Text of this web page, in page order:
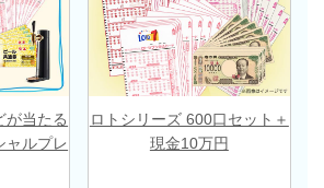
が当たる
ャルプレ
ロトシリーズ 600口セット＋
現金10万円